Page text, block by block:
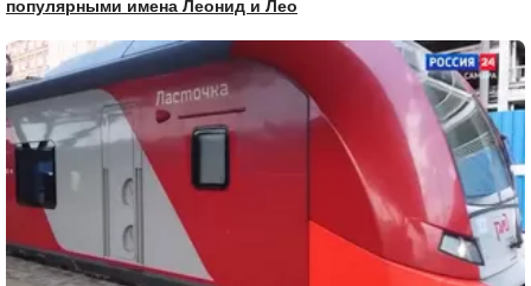
популярными имена Леонид и Лео